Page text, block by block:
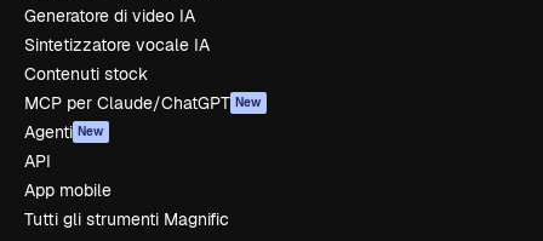
Generatore di video IA
Sintetizzatore vocale IA
Contenuti stock
MCP per Claude/ChatGPT New
Agenti New
API
App mobile
Tutti gli strumenti Magnific